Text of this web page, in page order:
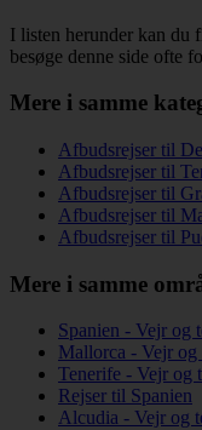
I listen herunder kan du
besøge denne side ofte
Mere i samme
Afbudsrejser til
Afbudsrejser til
Afbudsrejser til
Afbudsrejser til
Afbudsrejser til
Mere i samme
Spanien - Vejr og
Mallorca - Vejr og
Tenerife - Vejr og
Rejser til Spanien
Alcudia - Vejr og